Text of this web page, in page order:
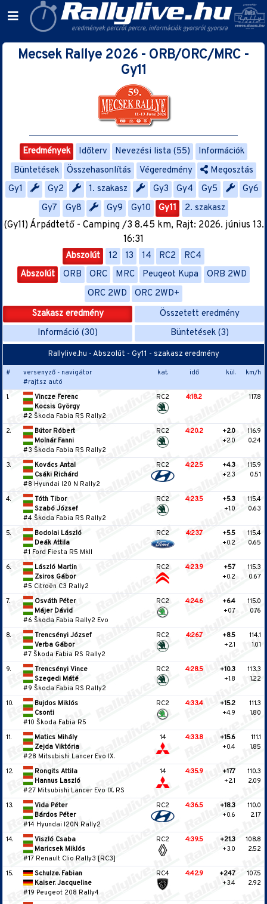
Mecsek Rallye 2026 - ORB/ORC/MRC -
Gy11
Eredmények Időterv Nevezési lista (55)
Információk
Büntetések
Összehasonlítás Végeredmény
Megosztás
Gy1
Gy2 1. szakasz Gy3 Gy4 Gy5
Gy6
Gy7
Gy8 Gy9 Gy10 Gy11 2. szakasz
(Gy11) Árpádtető - Camping /3 8.45 km, Rajt: 2026. június 13.
16:31
Abszolút 12 13 14 RC2
RC4
Abszolút
ORB ORC MRC Peugeot Kupa
ORB 2WD
ORC 2WD
ORC 2WD+
Szakasz eredmény
Összetett eredmény
Információ (30)
Büntetések (3)
Rallylive.hu - Abszolút - Gy11 - szakasz eredmény
#
versenyző - navigátor
#rajt.sz autó
kat. idő kül. km/h
1.
Vincze Ferenc
Kocsis György
#2 Škoda Fabia RS Rally2
RC2 4:18.2 117.8
2.
Bútor Róbert
Molnár Fanni
#3 Škoda Fabia RS Rally2
RC2 4:20.2
+2.0
+2.0
116.9
0.24
3.
Kovács Antal
Csáki Richárd
#8 Hyundai I20 N Rally2
RC2 4:22.5
+4.3
+2.3
115.9
0.51
4.
Tóth Tibor
Szabó József
#4 Škoda Fabia RS Rally2
RC2 4:23.5
+5.3
+1.0
115.4
0.63
5.
Bodolai László
Deák Attila
#1 Ford Fiesta R5 MkII
RC2 4:23.7
+5.5
+0.2
115.4
0.65
6.
László Martin
Zsiros Gábor
#5 Citroën C3 Rally2
RC2 4:23.9
+5.7
+0.2
115.3
0.67
7.
Osváth Péter
Májer Dávid
#6 Škoda Fabia Rally2 Evo
RC2 4:24.6
+6.4
+0.7
115.0
0.76
8.
Trencsényi József
Verba Gábor
#7 Škoda Fabia RS Rally2
RC2 4:26.7
+8.5
+2.1
114.1
1.01
9.
Trencsényi Vince
Szegedi Máté
#9 Škoda Fabia RS Rally2
RC2 4:28.5
+10.3
+1.8
113.3
1.22
10.
Bujdos Miklós
Csonti
#10 Škoda Fabia R5
RC2 4:33.4
+15.2
+4.9
111.3
1.80
11.
Matics Mihály
Zejda Viktória
#28 Mitsubishi Lancer Evo IX.
14 4:33.8
+15.6
+0.4
111.1
1.85
12.
Rongits Attila
Hannus Laszló
#27 Mitsubishi Lancer Evo IX. RS
14 4:35.9
+17.7
+2.1
110.3
2.09
13.
Vida Péter
Bárdos Péter
#14 Hyundai I20N Rally2
RC2 4:36.5
+18.3
+0.6
110.0
2.17
14.
Viszló Csaba
Maricsek Miklós
#17 Renault Clio Rally3 [RC3]
RC2 4:39.5
+21.3
+3.0
108.8
2.52
15.
Schulze. Fabian
Kaiser. Jacqueline
#19 Peugeot 208 Rally4
RC4 4:42.9
+24.7
+3.4
107.5
2.92